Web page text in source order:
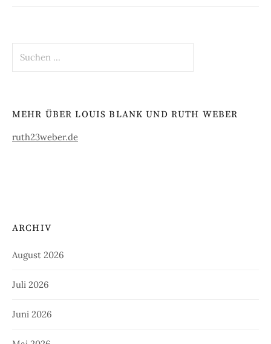
nach:
MEHR ÜBER LOUIS BLANK UND RUTH WEBER
ruth23weber.de
ARCHIV
August 2026
Juli 2026
Juni 2026